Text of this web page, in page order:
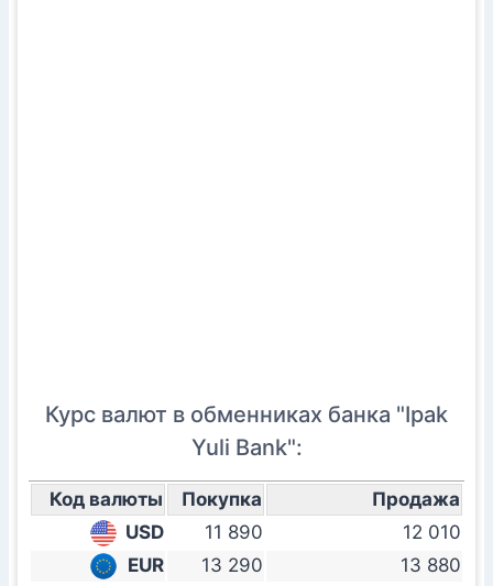
Курс валют в обменниках банка "Ipak
Yuli Bank":
Код валюты Покупка
Продажа
USD
11 890
12 010
EUR
13 290
13 880